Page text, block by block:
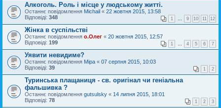
Алкоголь. Роль і місце у людському житті.
Останнє повідомлення Michail « 22 жовтня 2015, 13:58
Відповіді: 348 1 9 10 11 12
Жінка в суспільстві
Останнє повідомлення о.Олег « 20 жовтня 2015, 12:57
Відповіді: 199 1 4 5 6 7
Уявити невидиме?
Останнє повідомлення Міра « 07 серпня 2015, 10:03
Відповіді: 39 1 2
Туринська плащаниця - св. оригінал чи геніальна
фальшивка ?
Останнє повідомлення gutsulsky « 14 липня 2015, 18:01
Відповіді: 78 1 2 3